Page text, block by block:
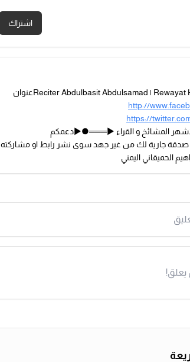
اشتراك
المصحف المرتل للقارئ الشيخ عبدالباسط عبدالصمد | حفص عن عاصمReciter Abdulbasit Abdulsamad | Rewayat Hafs A'n Assemعنوان
http://
https://
المشائخ و القراء ►═══●►دعمكم
صدقة جارية لك من غير جهد سوى نشر رابط او مشاركته
الحميقاني اليمني
يعلق!